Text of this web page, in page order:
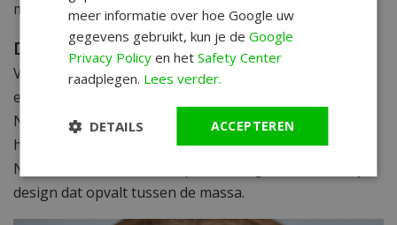
merk zo goed bij WatchXL past.
Designhorloges die grenzen verleggen
VNDX Amsterdam vertegenwoordigt meer dan alleen
een horloge – het is een statement van moderne
Nederlandse designcultuur. Geboren in de bruisende
hoofdstad, combineert VNDX de scherpe precisie van
Nederlandse vakmanschap met een gedurfd, stedelijk
design dat opvalt tussen de massa.
meer informatie over hoe Google uw
gegevens gebruikt, kun je deGoogle
Privacy Policy en hetSafety Center
raadplegen. Lees verder.
ACCEPTEREN
DETAILS